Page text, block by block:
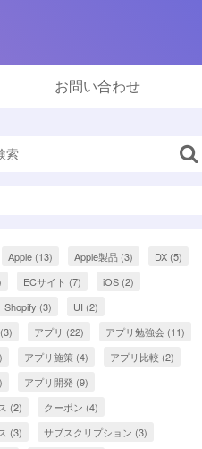
お問い合わせ
Apple(13) Apple製品(3) DX(5)
ECサイト (7) iOS(2)
Shopify (3) UI (2)
(3) アプリ (22) アプリ勉強会(11)
アプリ施策(4) アプリ比較 (2)
アプリ開発(9)
(2) クーポン (4)
(3) サブスクリプション (3)